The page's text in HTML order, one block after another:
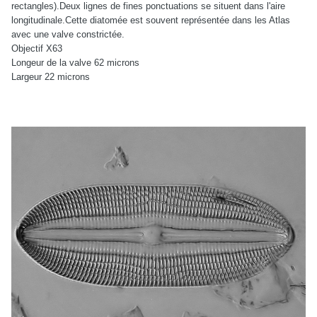
rectangles).Deux lignes de fines ponctuations se situent dans l'aire
longitudinale.Cette diatomée est souvent représentée dans les Atlas
avec une valve constrictée.
Objectif X63
Longeur de la valve 62 microns
Largeur 22 microns